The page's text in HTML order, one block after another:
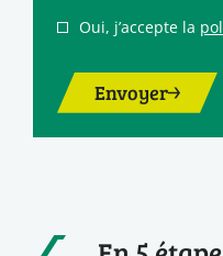
Oui, j’accepte la
Envoyer